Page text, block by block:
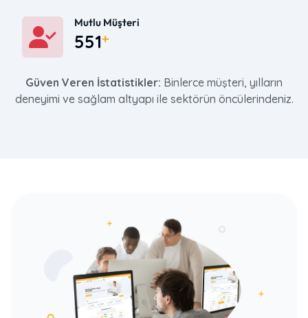
Mutlu Müşteri
796
Güven Veren İstatistikler: Binlerce müşteri, yılların
deneyimi ve sağlam altyapı ile sektörün öncülerindeniz.